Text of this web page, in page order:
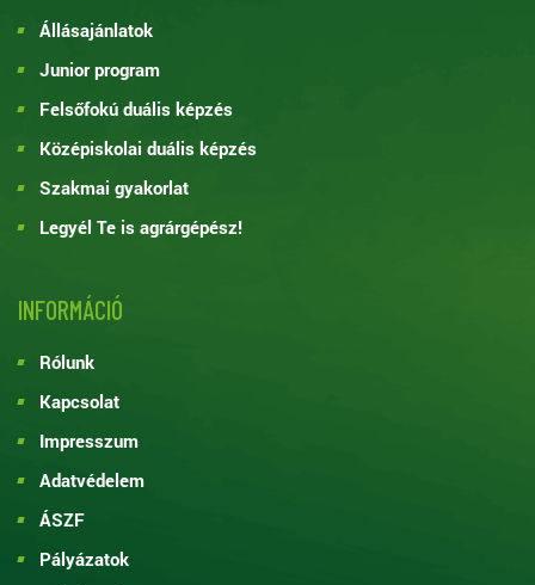
Állásajánlatok
Junior program
Felsőfokú duális képzés
Középiskolai duális képzés
Szakmai gyakorlat
Legyél Te is agrárgépész!
INFORMÁCIÓ
Rólunk
Kapcsolat
Impresszum
Adatvédelem
ÁSZF
Pályázatok